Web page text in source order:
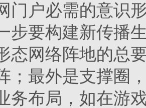
门户必需的意识
步要构建新传播
态网络阵地的总
；最外是支撑圈
务布局，如在游